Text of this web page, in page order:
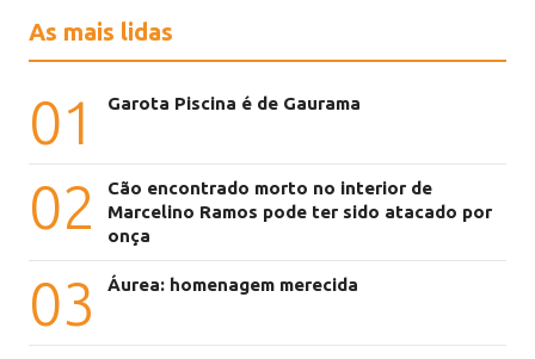
As mais lidas
01 Garota Piscina é de Gaurama
02
Cão encontrado morto no interior de
Marcelino Ramos pode ter sido atacado por
onça
03 Áurea: homenagem merecida